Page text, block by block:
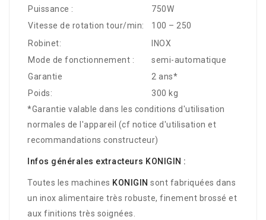
Puissance :
750W
Vitesse de rotation tour/min:
100 – 250
Robinet:
INOX
Mode de fonctionnement :
semi-automatique
Garantie
2 ans*
Poids:
300 kg
*Garantie valable dans les conditions d'utilisation
normales de l'appareil (cf notice d'utilisation et
recommandations constructeur)
Infos générales extracteurs KONIGIN :
Toutes les machines KONIGIN sont fabriquées dans
un inox alimentaire très robuste, finement brossé et
aux finitions très soignées.